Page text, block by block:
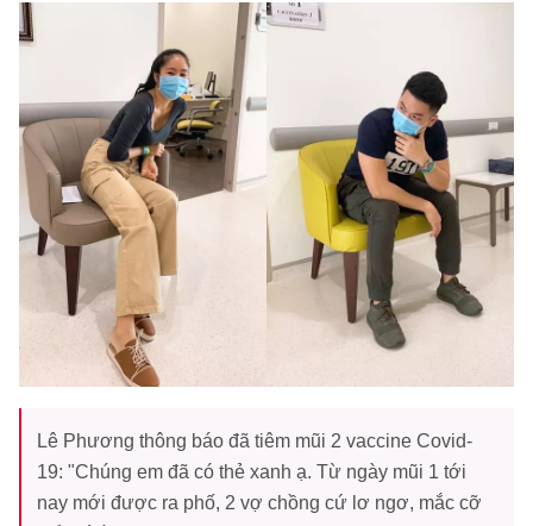
Lê Phương thông báo đã tiêm mũi 2 vaccine Covid-
19: "Chúng em đã có thẻ xanh ạ. Từ ngày mũi 1 tới
nay mới được ra phố, 2 vợ chồng cứ lơ ngơ, mắc cỡ